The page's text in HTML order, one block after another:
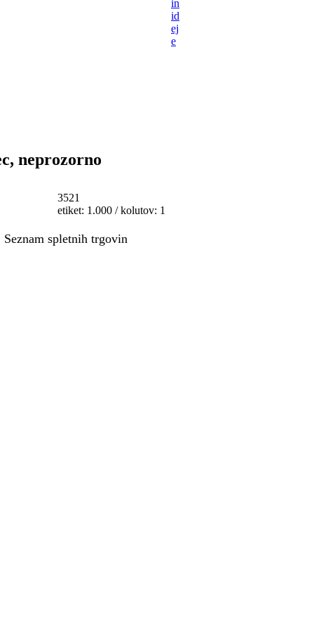
in
id
ej
e
neprozorno
3521
etiket: 1.000 / kolutov: 1